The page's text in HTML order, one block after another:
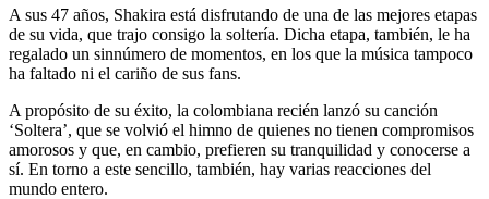
A sus 47 años, Shakira está disfrutando de una de las mejores etapas
de su vida, que trajo consigo la soltería. Dicha etapa, también, le ha
regalado un sinnúmero de momentos, en los que la música tampoco
ha faltado ni el cariño de sus fans.
A propósito de su éxito, la colombiana recién lanzó su canción
‘Soltera’, que se volvió el himno de quienes no tienen compromisos
amorosos y que, en cambio, prefieren su tranquilidad y conocerse a
sí. En torno a este sencillo, también, hay varias reacciones del
mundo entero.